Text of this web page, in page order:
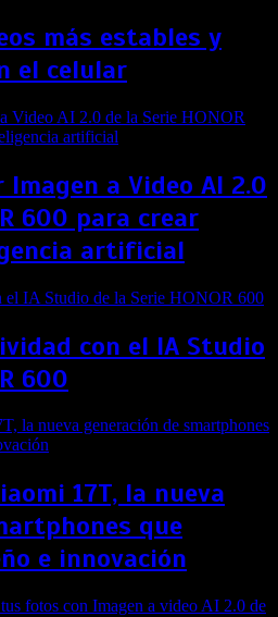
más estables y
el celular
Imagen a Video AI 2.0
600 para crear
artificial
con el IA Studio
600
17T, la nueva
que
e innovación